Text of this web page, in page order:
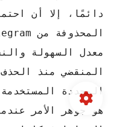
دائمًا، إلا أن
المحذوفة من Telegram عالية جدًا.
معدل السهولة
المنقضي منذ
المحددة
هو جوهر الأمر